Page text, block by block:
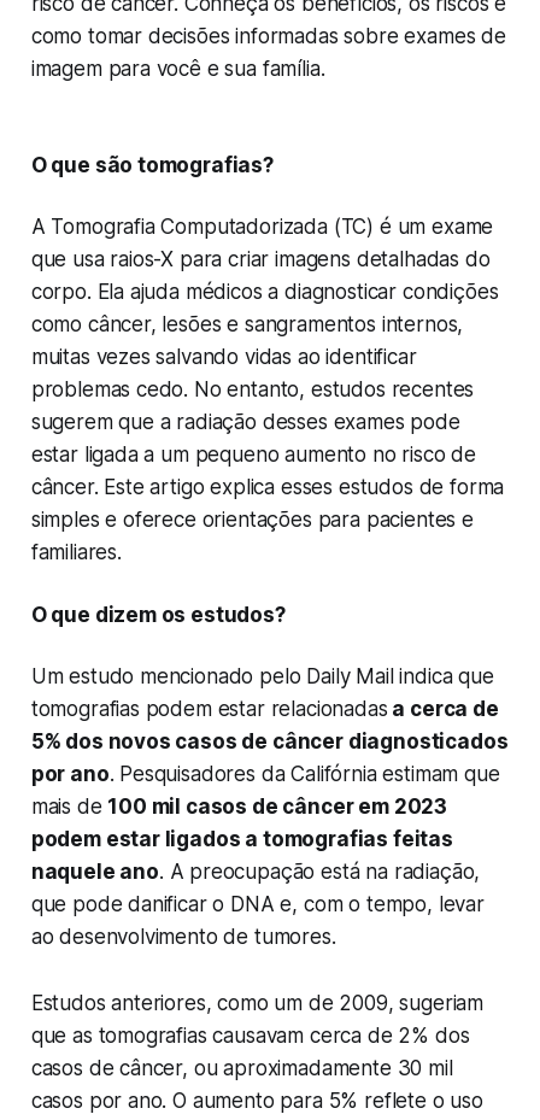
como tomar decisões informadas sobre exames de
imagem para você e sua família.
O que são tomografias?
A Tomografia Computadorizada (TC) é um exame
que usa raios-X para criar imagens detalhadas do
corpo. Ela ajuda médicos a diagnosticar condições
como câncer, lesões e sangramentos internos,
muitas vezes salvando vidas ao identificar
problemas cedo. No entanto, estudos recentes
sugerem que a radiação desses exames pode
estar ligada a um pequeno aumento no risco de
câncer. Este artigo explica esses estudos de forma
simples e oferece orientações para pacientes e
familiares.
O que dizem os estudos?
Um estudo mencionado pelo Daily Mail indica que
tomografias podem estar relacionadas a cerca de
5% dos novos casos de câncer diagnosticados
por ano. Pesquisadores da Califórnia estimam que
mais de 100 mil casos de câncer em 2023
podem estar ligados a tomografias feitas
naquele ano. A preocupação está na radiação,
que pode danificar o DNA e, com o tempo, levar
ao desenvolvimento de tumores.
Estudos anteriores, como um de 2009, sugeriam
que as tomografias causavam cerca de 2% dos
casos de câncer, ou aproximadamente 30 mil
casos por ano. O aumento para 5% reflete o uso